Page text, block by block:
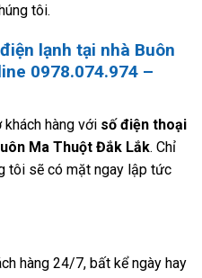
tôi.
lạnh tại nhà Buôn
0978.074.974 –
hàng với số điện thoại
Ma Thuột Đắk Lắk. Chỉ
tôi sẽ có mặt ngay lập tức
hàng 24/7, bất kể ngày hay